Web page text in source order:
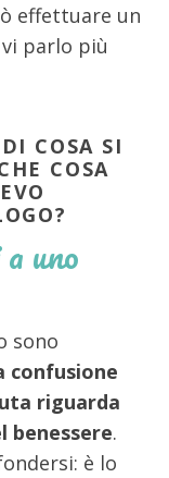
effettuare un
parlo più
COSA SI
COSA
uno
sono
confusione
riguarda
benessere.
è lo